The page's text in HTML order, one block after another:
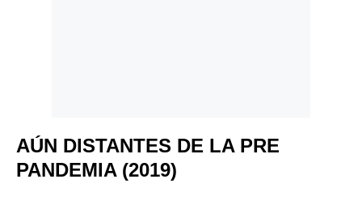
AÚN DISTANTES DE LA PRE
PANDEMIA (2019)